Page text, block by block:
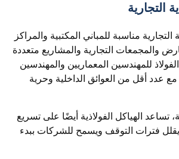
التجارية
التجارية مناسبة للمباني المكتبية والمراكز
والمجمعات التجارية والمشاريع متعددة
للمهندسين المعماريين والمهندسين
عدد أقل من العوائق الداخلية وحرية
تساعد الهياكل الفولاذية أيضًا على تسريع
فترات التوقف ويسمح للشركات ببدء